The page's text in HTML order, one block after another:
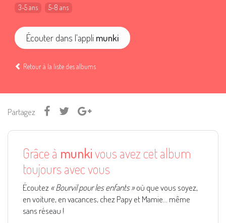
3-5 ans
5-8 ans
Écouter dans l'appli munki
Retour à la liste des albums
Partagez
Grâce à munkivous avez cet album
toujours avec vous
Écoutez « Bourvil pour les enfants »où que vous soyez,
en voiture, en vacances, chez Papy et Mamie... même
sans réseau !